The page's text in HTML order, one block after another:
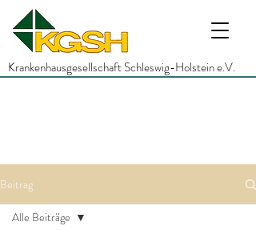
Krankenhausgesellschaft Schleswig-Holstein e.V.
Beitrag
Alle Beiträge